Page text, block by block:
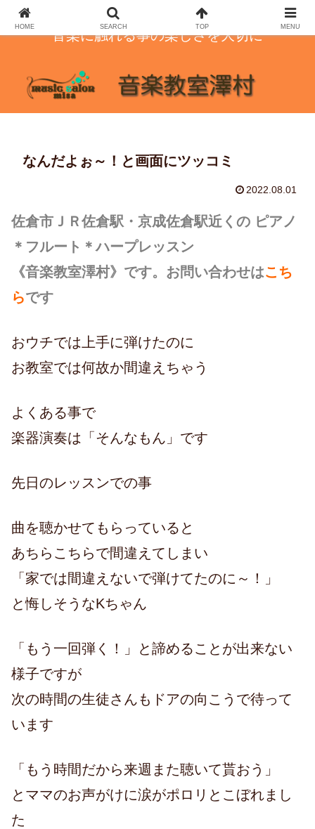
音楽に触れる事の楽しさを大切に
なんだよぉ～！と画面にツッコミ
2022.08.01
佐倉市ＪＲ佐倉駅・京成佐倉駅近くの ピアノ
＊フルート＊ハープレッスン
《音楽教室澤村》です。お問い合わせはこち
らです
おウチでは上手に弾けたのに
お教室では何故か間違えちゃう
よくある事で
楽器演奏は「そんなもん」です
先日のレッスンでの事
曲を聴かせてもらっていると
あちらこちらで間違えてしまい
「家では間違えないで弾けてたのに～！」
と悔しそうなKちゃん
「もう一回弾く！」と諦めることが出来ない
様子ですが
次の時間の生徒さんもドアの向こうで待って
います
「もう時間だから来週また聴いて貰おう」
とママのお声がけに涙がポロリとこぼれまし
た
HOME SEARCH TOP MENU